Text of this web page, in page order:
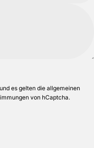
es gelten die allgemeinen
von hCaptcha.